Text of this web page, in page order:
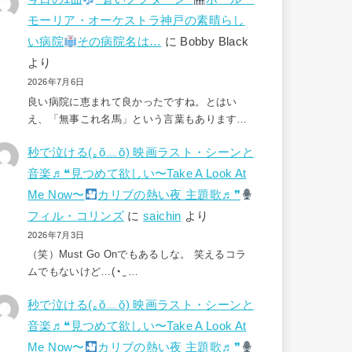
モーリア・オーケストラ神戸の素晴らし
い病院
その病院名は… に Bobby Black
より
2026年7月6日
良い病院に恵まれて良かったですね。とはい
え、「無事これ名馬」という言葉もあります…
秒で泣ける(⁠｡⁠ŏ⁠﹏⁠ŏ⁠) 映画ラスト・シーンと
音楽♬❝見つめて欲しい〜Take A Look At
Me Now〜
カリブの熱い夜 主題歌♬❞
フィル・コリンズ にsaichin より
2026年7月3日
（笑）Must Go Onでもあるしな。 笑えるコラ
ムでもないけど…(⁠◔⁠‿⁠…
秒で泣ける(⁠｡⁠ŏ⁠﹏⁠ŏ⁠) 映画ラスト・シーンと
音楽♬❝見つめて欲しい〜Take A Look At
Me Now〜
カリブの熱い夜 主題歌♬❞